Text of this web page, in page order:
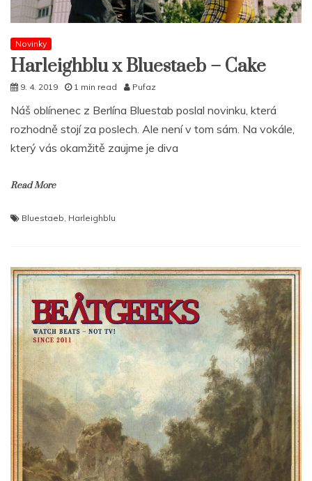
Novinky
Harleighblu x Bluestaeb – Cake
9. 4. 2019 1 min read Pufaz
Náš oblínenec z Berlína Bluestab poslal novinku, která
rozhodně stojí za poslech. Ale není v tom sám. Na vokále,
který vás okamžitě zaujme je diva
Read More
Bluestaeb Harleighblu